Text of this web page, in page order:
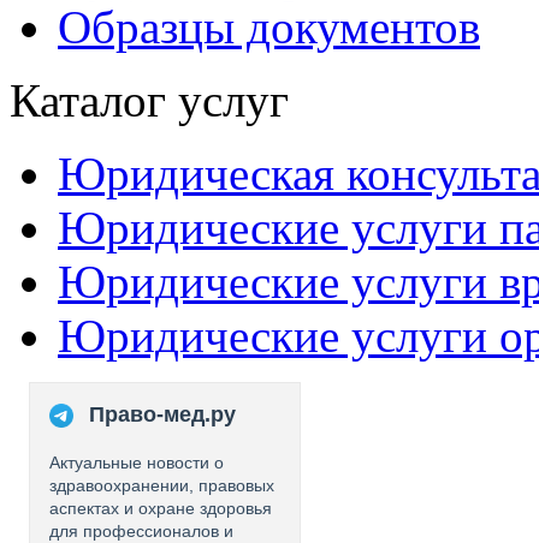
Образцы документов
Каталог услуг
Юридическая
Юридические услуги
Юридические услуги
Юридические услуги
Право-мед.ру
Актуальные новости о
здравоохранении, правовых
аспектах и охране здоровья
для профессионалов и